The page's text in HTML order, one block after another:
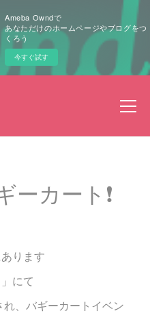
Ameba Owndで
あなただけのホームページやブログをつ
くろう
今すぐ試す
ーカート❗️
ります
にて
、バギーカートイベン